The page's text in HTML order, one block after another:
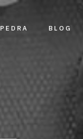
PEDRA BLOG